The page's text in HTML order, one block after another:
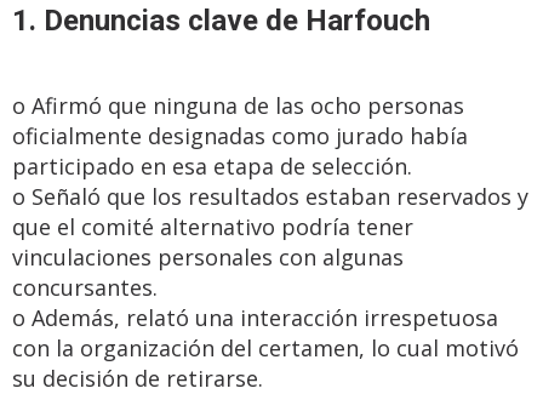
1. Denuncias clave de Harfouch
o Afirmó que ninguna de las ocho personas
oficialmente designadas como jurado había
participado en esa etapa de selección.
o Señaló que los resultados estaban reservados y
que el comité alternativo podría tener
vinculaciones personales con algunas
concursantes.
o Además, relató una interacción irrespetuosa
con la organización del certamen, lo cual motivó
su decisión de retirarse.